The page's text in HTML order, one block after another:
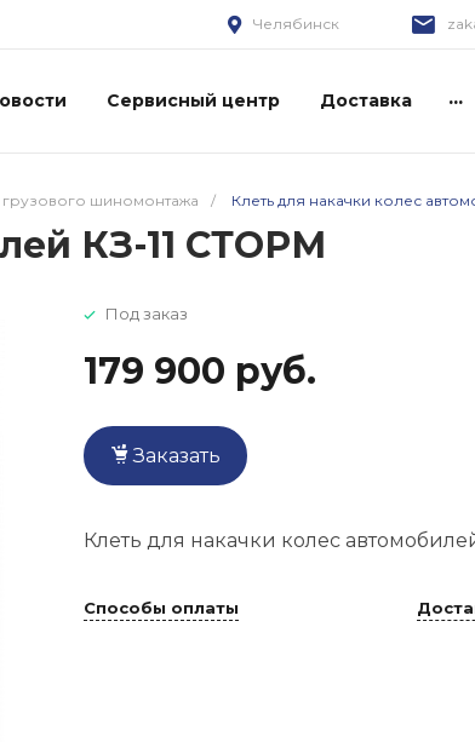
Челябинск
Сервисный центр Доставка ...
шиномонтажа / Клеть для накачки колес
КЗ-11 СТОРМ
Под заказ
179 900 руб.
Заказать
Клеть для накачки колес
Способы оплаты